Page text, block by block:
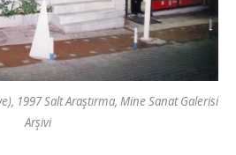
1997 Salt Araştırma, Mine Sanat Galerisi
Arşivi